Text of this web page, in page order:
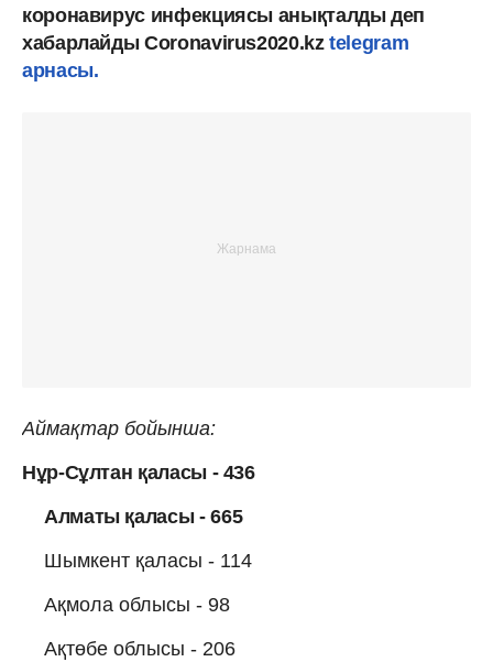
коронавирус инфекциясы анықталды деп
хабарлайды Coronavirus2020.kztelegram
арнасы.
Аймақтар бойынша:
Нұр-Сұлтан қаласы - 436
Алматы қаласы - 665
Шымкент қаласы - 114
Ақмола облысы - 98
Ақтөбе облысы - 206